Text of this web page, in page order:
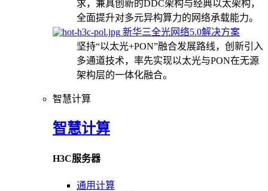
求，兼具创新的DDC架构与经典以太架构，
全面提升对多元异构算力的网络承载能力。
新华三全光网络5.0解决方案
坚持“以太光+PON”融合发展路线，创新引入
多通道技术，率先实现以太光与PON在无源
架构层的一体化融合。
智慧计算
智慧计算
H3C服务器
通用计算